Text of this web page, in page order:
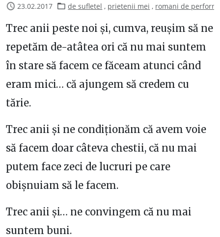
23.02.2017 de sufletel , prietenii mei , romani de
Trec anii peste noi și, cumva, reușim să ne
repetăm de-atâtea ori că nu mai suntem
în stare să facem ce făceam atunci când
eram mici… că ajungem să credem cu
tărie.
Trec anii și ne condiționăm că avem voie
să facem doar câteva chestii, că nu mai
putem face zeci de lucruri pe care
obișnuiam să le facem.
Trec anii și… ne convingem că nu mai
suntem buni.